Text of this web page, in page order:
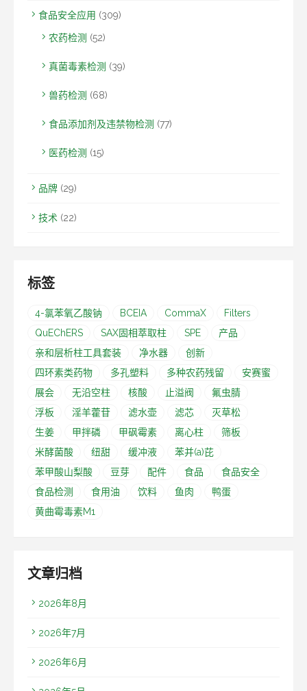
食品安全应用 (309)
农药检测 (52)
真菌毒素检测 (39)
兽药检测 (68)
食品添加剂及违禁物检测 (77)
医药检测 (15)
品牌 (29)
技术 (22)
标签
4-氯苯氧乙酸钠 BCEIA CommaX
Filters
QuEChERS
SAX固相萃取柱 SPE
产品
亲和层析柱工具套装
净水器
创新
四环素类药物
多孔塑料 多种农药残留
安赛蜜
展会
无沿空柱 核酸 止溢阀
氟虫腈
浮板
淫羊藿苷 滤水壶 滤芯
灭草松
生姜
甲拌磷 甲砜霉素 离心柱
筛板
米酵菌酸
纽甜 缓冲液
苯并(a)芘
苯甲酸山梨酸
豆芽 配件 食品
食品安全
食品检测
食用油 饮料 鱼肉
鸭蛋
黄曲霉毒素M1
文章归档
2026年8月
2026年7月
2026年6月